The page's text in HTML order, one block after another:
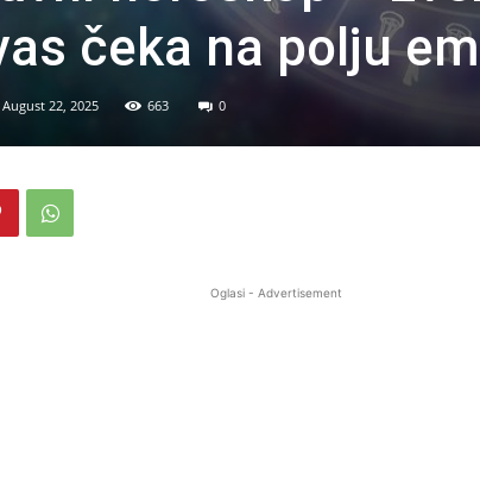
čeka na polju
August 22, 2025 663 0
Oglasi - Advertisement